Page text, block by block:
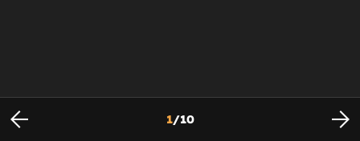
1/10